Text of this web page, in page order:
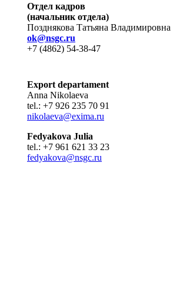
Отдел кадров
(начальник отдела)
Позднякова Татьяна Владимировна
ok@nsgc.ru
+7 (4862) 54-38-47
Export departament
Anna Nikolaeva
tel.: +7 926 235 70 91
nikolaeva@exima.ru
Fedyakova Julia
tel.: +7 961 621 33 23
fedyakova@nsgc.ru